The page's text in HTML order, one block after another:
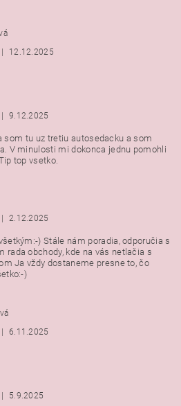
|
12.12.2025
|
9.12.2025
som tu uz tretiu autosedacku a som
V minulosti mi dokonca jednu pomohli
top vsetko.
|
2.12.2025
) Stále nám poradia, odporučia s
obchody, kde na vás netlačia s
Ja vždy dostaneme presne to, čo
)
|
6.11.2025
|
5.9.2025